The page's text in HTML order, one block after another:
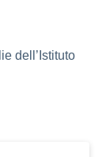
dell’Istituto